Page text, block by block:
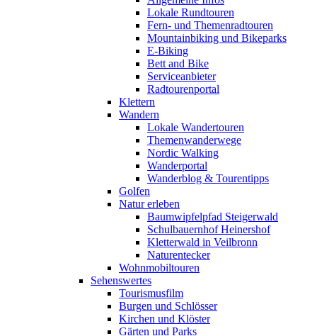
Lokale Rundtouren
Fern- und Themenradtouren
Mountainbiking und Bikeparks
E-Biking
Bett and Bike
Serviceanbieter
Radtourenportal
Klettern
Wandern
Lokale Wandertouren
Themenwanderwege
Nordic Walking
Wanderportal
Wanderblog & Tourentipps
Golfen
Natur erleben
Baumwipfelpfad Steigerwald
Schulbauernhof Heinershof
Kletterwald in Veilbronn
Naturentecker
Wohnmobiltouren
Sehenswertes
Tourismusfilm
Burgen und Schlösser
Kirchen und Klöster
Gärten und Parks